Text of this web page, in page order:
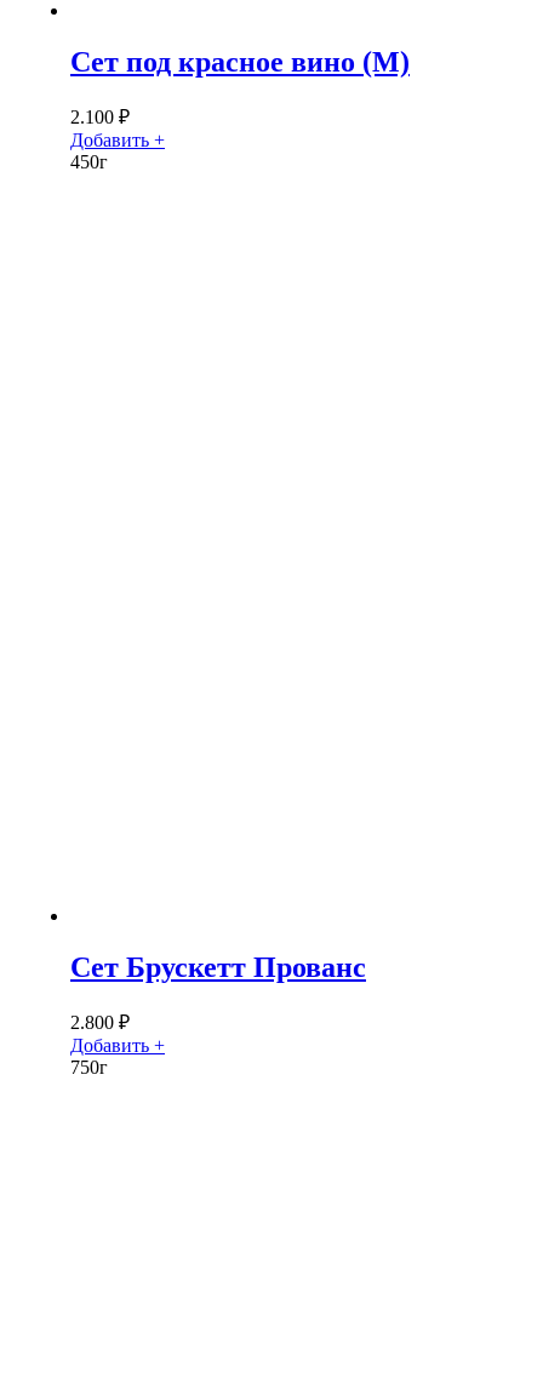
Сет под красное вино (М)
2.100 ₽
Добавить +
450г
Сет Брускетт Прованс
2.800 ₽
Добавить +
750г